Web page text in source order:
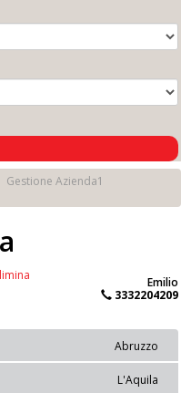
Gestione Azienda1
Emilio
3332204209
Abruzzo
L'Aquila